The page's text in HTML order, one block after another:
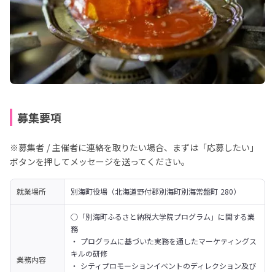
募集要項
※募集者 / 主催者に連絡を取りたい場合、まずは「応募したい」
ボタンを押してメッセージを送ってください。
就業場所 別海町役場（北海道野付郡別海町別海常盤町 280）
業務内容
○「別海町ふるさと納税大学院プログラム」に関する業
務
・ プログラムに基づいた実務を通したマーケティングス
キルの研修
・ シティプロモーションイベントのディレクション及び